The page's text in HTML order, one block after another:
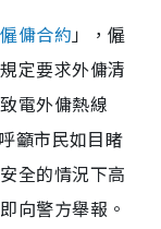
傭合約 」，僱
定要求外傭清
電外傭熱線
籲市民如目睹
全的情況下高
向警方舉報。